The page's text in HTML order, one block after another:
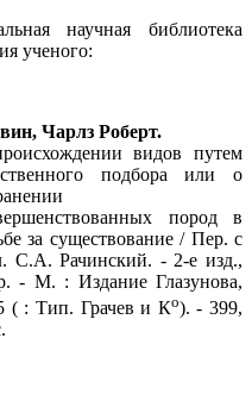
научная библиотека
ученого:
Чарлз Роберт.
видов путем
подбора или о
пород в
за существование / Пер. с
С.А. Рачинский. - 2-е изд.,
- М. : Издание Глазунова,
( : Тип. Грачев и Ко). - 399,